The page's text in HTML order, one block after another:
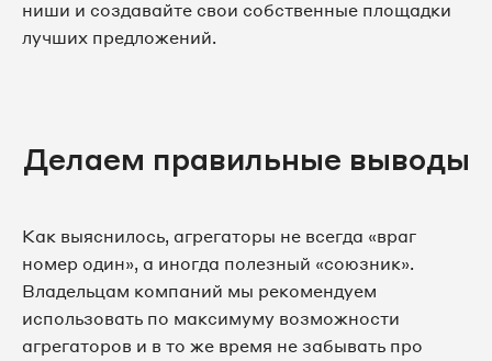
ниши и создавайте свои собственные площадки
лучших предложений.
Делаем правильные выводы
Как выяснилось, агрегаторы не всегда «враг
номер один», а иногда полезный «союзник».
Владельцам компаний мы рекомендуем
использовать по максимуму возможности
агрегаторов и в то же время не забывать про